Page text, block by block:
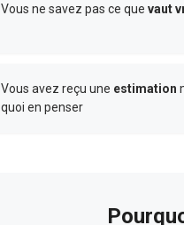
Vous ne savez pas ce que vaut
Vous avez reçu une estimation
quoi en penser